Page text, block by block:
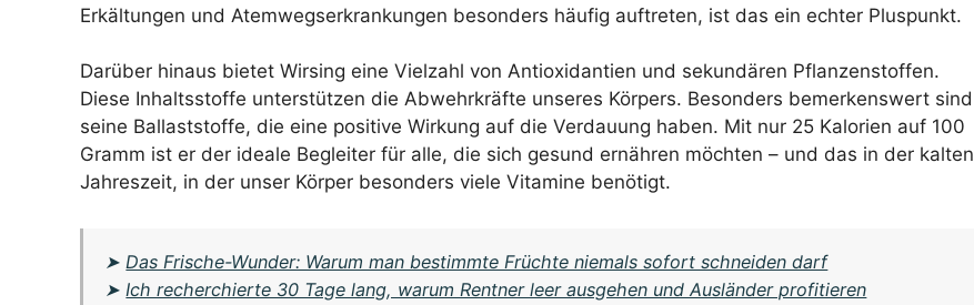
Erkältungen und Atemwegserkrankungen besonders häufig auftreten, ist das ein echter Pluspunkt.
Darüber hinaus bietet Wirsing eine Vielzahl von Antioxidantien und sekundären Pflanzenstoffen.
Diese Inhaltsstoffe unterstützen die Abwehrkräfte unseres Körpers. Besonders bemerkenswert sind
seine Ballaststoffe, die eine positive Wirkung auf die Verdauung haben. Mit nur 25 Kalorien auf 100
Gramm ist er der ideale Begleiter für alle, die sich gesund ernähren möchten – und das in der kalten
Jahreszeit, in der unser Körper besonders viele Vitamine benötigt.
➤Das Frische-Wunder: Warum man bestimmte Früchte niemals sofort schneiden darf
➤Ich recherchierte 30 Tage lang, warum Rentner leer ausgehen und Ausländer profitieren